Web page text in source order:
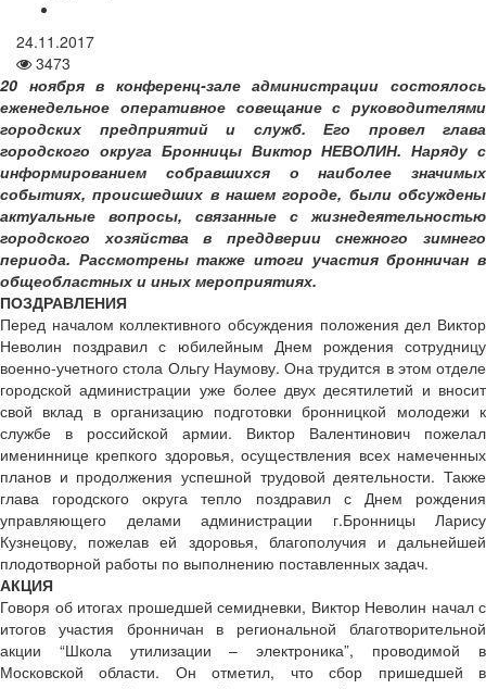
24.11.2017
3473
20 ноября в конференц-зале администрации состоялось
еженедельное оперативное совещание с руководителями
городских предприятий и служб. Его провел глава
городского округа Бронницы Виктор НЕВОЛИН. Наряду с
информированием собравшихся о наиболее значимых
событиях, происшедших в нашем городе, были обсуждены
актуальные вопросы, связанные с жизнедеятельностью
городского хозяйства в преддверии снежного зимнего
периода. Рассмотрены также итоги участия бронничан в
общеобластных и иных мероприятиях.
ПОЗДРАВЛЕНИЯ
Перед началом коллективного обсуждения положения дел Виктор
Неволин поздравил с юбилейным Днем рождения сотрудницу
военно-учетного стола Ольгу Наумову. Она трудится в этом отделе
городской администрации уже более двух десятилетий и вносит
свой вклад в организацию подготовки бронницкой молодежи к
службе в российской армии. Виктор Валентинович пожелал
имениннице крепкого здоровья, осуществления всех намеченных
планов и продолжения успешной трудовой деятельности. Также
глава городского округа тепло поздравил с Днем рождения
управляющего делами администрации г.Бронницы Ларису
Кузнецову, пожелав ей здоровья, благополучия и дальнейшей
плодотворной работы по выполнению поставленных задач.
АКЦИЯ
Говоря об итогах прошедшей семидневки, Виктор Неволин начал с
итогов участия бронничан в региональной благотворительной
акции “Школа утилизации – электроника”, проводимой в
Московской области. Он отметил, что сбор пришедшей в